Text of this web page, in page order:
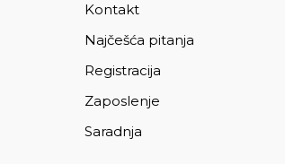
Kontakt
Najčešća pitanja
Registracija
Zaposlenje
Saradnja